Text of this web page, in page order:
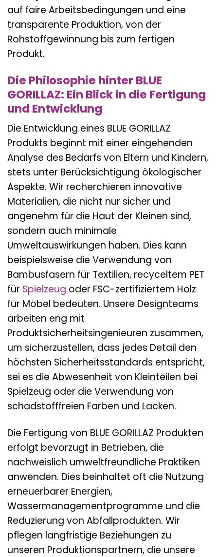
auf faire Arbeitsbedingungen und eine
transparente Produktion, von der
Rohstoffgewinnung bis zum fertigen
Produkt.
Die Philosophie hinter BLUE
GORILLAZ: Ein Blick in die Fertigung
und Entwicklung
Die Entwicklung eines BLUE GORILLAZ
Produkts beginnt mit einer eingehenden
Analyse des Bedarfs von Eltern und Kindern,
stets unter Berücksichtigung ökologischer
Aspekte. Wir recherchieren innovative
Materialien, die nicht nur sicher und
angenehm für die Haut der Kleinen sind,
sondern auch minimale
Umweltauswirkungen haben. Dies kann
beispielsweise die Verwendung von
Bambusfasern für Textilien, recyceltem PET
für Spielzeug oder FSC-zertifiziertem Holz
für Möbel bedeuten. Unsere Designteams
arbeiten eng mit
Produktsicherheitsingenieuren zusammen,
um sicherzustellen, dass jedes Detail den
höchsten Sicherheitsstandards entspricht,
sei es die Abwesenheit von Kleinteilen bei
Spielzeug oder die Verwendung von
schadstofffreien Farben und Lacken.
Die Fertigung von BLUE GORILLAZ Produkten
erfolgt bevorzugt in Betrieben, die
nachweislich umweltfreundliche Praktiken
anwenden. Dies beinhaltet oft die Nutzung
erneuerbarer Energien,
Wassermanagementprogramme und die
Reduzierung von Abfallprodukten. Wir
pflegen langfristige Beziehungen zu
unseren Produktionspartnern, die unsere